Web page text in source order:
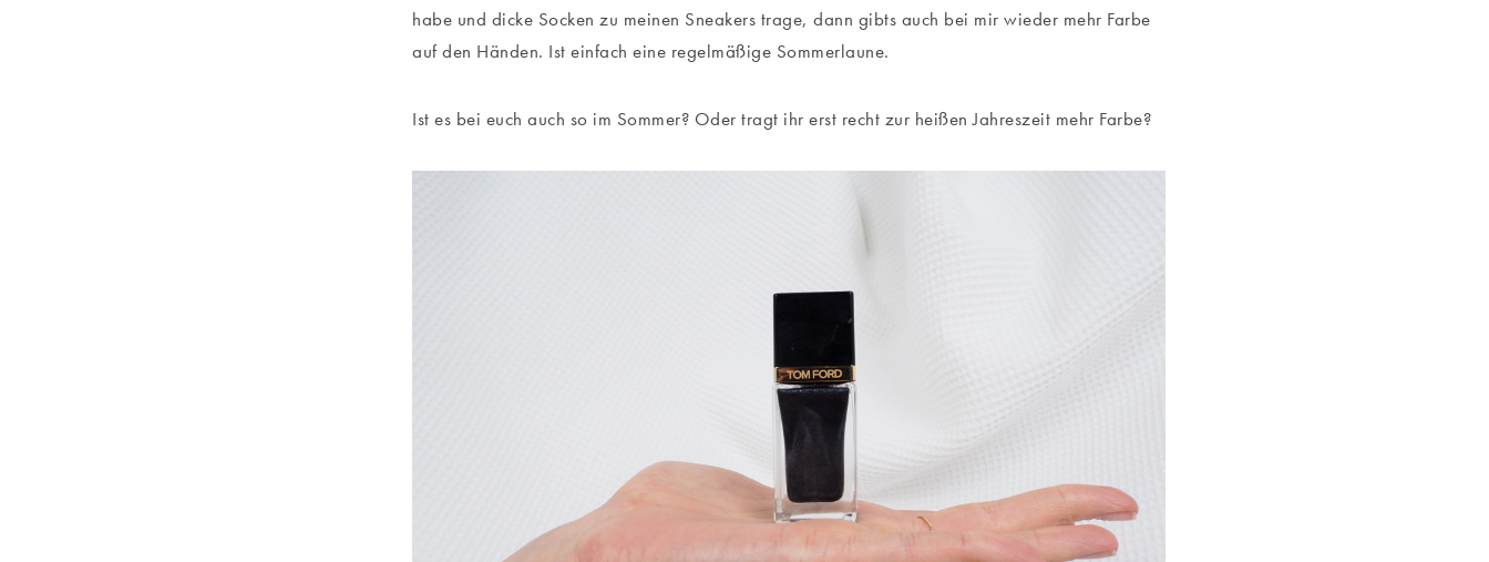
habe und dicke Socken zu meinen Sneakers trage, dann gibts auch bei mir wieder mehr Farbe
auf den Händen. Ist einfach eine regelmäßige Sommerlaune.
Ist es bei euch auch so im Sommer? Oder tragt ihr erst recht zur heißen Jahreszeit mehr Farbe?